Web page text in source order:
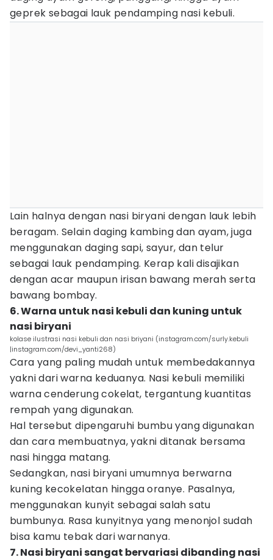
geprek sebagai lauk pendamping nasi kebuli.
Lain halnya dengan nasi biryani dengan lauk lebih
beragam. Selain daging kambing dan ayam, juga
menggunakan daging sapi, sayur, dan telur
sebagai lauk pendamping. Kerap kali disajikan
dengan acar maupun irisan bawang merah serta
bawang bombay.
6. Warna untuk nasi kebuli dan kuning untuk
nasi biryani
kolase ilustrasi nasi kebuli dan nasi briyani (instagram.com/surly.kebuli
|instagram.com/devi_yanti268)
Cara yang paling mudah untuk membedakannya
yakni dari warna keduanya. Nasi kebuli memiliki
warna cenderung cokelat, tergantung kuantitas
rempah yang digunakan.
Hal tersebut dipengaruhi bumbu yang digunakan
dan cara membuatnya, yakni ditanak bersama
nasi hingga matang.
Sedangkan, nasi biryani umumnya berwarna
kuning kecokelatan hingga oranye. Pasalnya,
menggunakan kunyit sebagai salah satu
bumbunya. Rasa kunyitnya yang menonjol sudah
bisa kamu tebak dari warnanya.
7. Nasi biryani sangat bervariasi dibanding nasi